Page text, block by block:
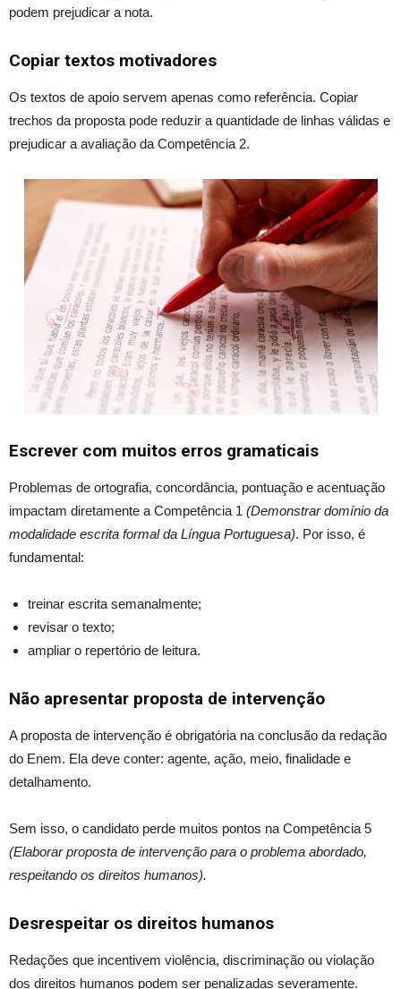
podem prejudicar a nota.
Copiar textos motivadores
Os textos de apoio servem apenas como referência. Copiar
trechos da proposta pode reduzir a quantidade de linhas válidas e
prejudicar a avaliação da Competência 2.
Escrever com muitos erros gramaticais
Problemas de ortografia, concordância, pontuação e acentuação
impactam diretamente a Competência 1 (Demonstrar domínio da
modalidade escrita formal da Língua Portuguesa). Por isso, é
fundamental:
treinar escrita semanalmente;
revisar o texto;
ampliar o repertório de leitura.
Não apresentar proposta de intervenção
A proposta de intervenção é obrigatória na conclusão da redação
do Enem. Ela deve conter: agente, ação, meio, finalidade e
detalhamento.
Sem isso, o candidato perde muitos pontos na Competência 5
(Elaborar proposta de intervenção para o problema abordado,
respeitando os direitos humanos).
Desrespeitar os direitos humanos
Redações que incentivem violência, discriminação ou violação
dos direitos humanos podem ser penalizadas severamente.